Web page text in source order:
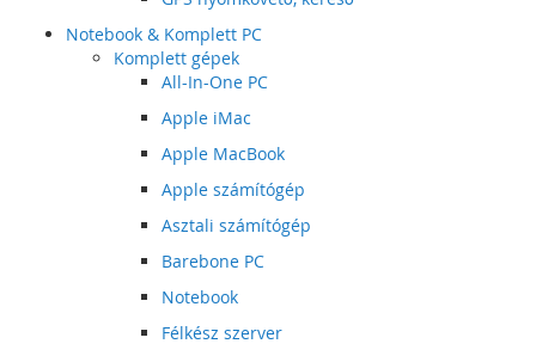
Notebook & Komplett PC
Komplett gépek
All-In-One PC
Apple iMac
Apple MacBook
Apple számítógép
Asztali számítógép
Barebone PC
Notebook
Félkész szerver